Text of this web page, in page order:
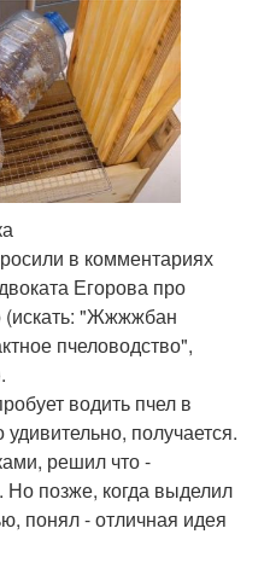
в комментариях
Егорова про
(искать: "Жжжжбан
пчеловодство",
водить пчел в
получается.
решил что -
позже, когда выделил
понял - отличная идея